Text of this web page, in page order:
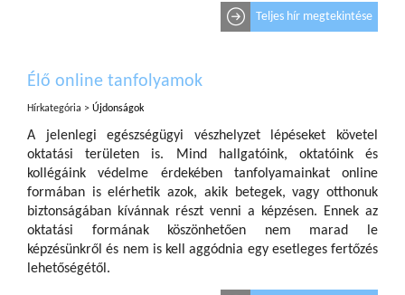
Teljes hír megtekintése
Élő online tanfolyamok
Hírkategória > Újdonságok
A jelenlegi egészségügyi vészhelyzet lépéseket követel
oktatási területen is. Mind hallgatóink, oktatóink és
kollégáink védelme érdekében tanfolyamainkat online
formában is elérhetik azok, akik betegek, vagy otthonuk
biztonságában kívánnak részt venni a képzésen. Ennek az
oktatási formának köszönhetően nem marad le
képzésünkről és nem is kell aggódnia egy esetleges fertőzés
lehetőségétől.